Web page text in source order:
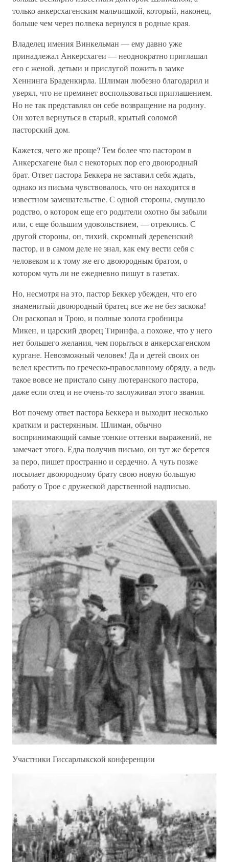
только анкерсхагенским мальчишкой, который, наконец,
больше чем через полвека вернулся в родные края.
Владелец имения Винкельман — ему давно уже
принадлежал Анкерсхагеи — неоднократно приглашал
его с женой, детьми и прислугой пожить в замке
Хеннинга Браденкирла. Шлиман любезно благодарил и
уверял, что не преминет воспользоваться приглашением.
Но не так представлял он себе возвращение на родину.
Он хотел вернуться в старый, крытый соломой
пасторский дом.
Кажется, чего же проще? Тем более что пастором в
Анкерсхагене был с некоторых пор его двоюродный
брат. Ответ пастора Беккера не заставил себя ждать,
однако из письма чувствовалось, что он находится в
известном замешательстве. С одной стороны, смущало
родство, о котором еще его родители охотно бы забыли
или, с еще большим удовольствием, — отреклись. С
другой стороны, он, тихий, скромный деревенский
пастор, и в самом деле не знал, как ему вести себя с
человеком и к тому же его двоюродным братом, о
котором чуть ли не ежедневно пишут в газетах.
Но, несмотря на это, пастор Беккер убежден, что его
знаменитый двоюродный братец все же не без заскока!
Он раскопал и Трою, и полные золота гробницы
Микен, и царский дворец Тиринфа, а похоже, что у него
нет большего желания, чем порыться в анкерсхагенском
кургане. Невозможный человек! Да и детей своих он
велел крестить по греческо-православному обряду, а ведь
такое вовсе не пристало сыну лютеранского пастора,
даже если отец и не очень-то заслуживал этого звания.
Вот почему ответ пастора Беккера и выходит несколько
кратким и растерянным. Шлиман, обычно
воспринимающий самые тонкие оттенки выражений, не
замечает этого. Едва получив письмо, он тут же берется
за перо, пишет пространно и сердечно. А чуть позже
посылает двоюродному брату свою новую большую
работу о Трое с дружеской дарственной надписью.
Участники Гиссарлыкской конференции